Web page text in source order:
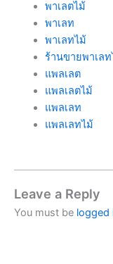
พาเลตไม้
พาเลท
พาเลทไม้
ร้านขายพาเลท
แพลเลต
แพลเลตไม้
แพลเลท
แพลเลทไม้
Leave a Reply
You must be logged